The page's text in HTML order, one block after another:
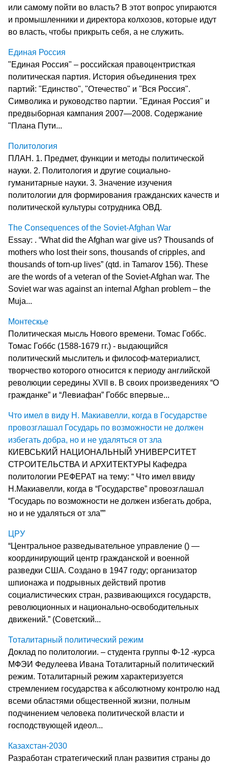
или самому пойти во власть? В этот вопрос упираются
и промышленники и директора колхозов, которые идут
во власть, чтобы прикрыть себя, а не служить.
Единая Россия
"Единая Россия" – российская правоцентристкая
политическая партия. История объединения трех
партий: "Единство", "Отечество" и "Вся Россия".
Символика и руководство партии. "Единая Россия" и
предвыборная кампания 2007—2008. Содержание
"Плана Пути...
Политология
ПЛАН. 1. Предмет, функции и методы политической
науки. 2. Политология и другие социально-
гуманитарные науки. 3. Значение изучения
политологии для формирования гражданских качеств и
политической культуры сотрудника ОВД.
The Consequences of the Soviet-Afghan War
Essay: . “What did the Afghan war give us? Thousands of
mothers who lost their sons, thousands of cripples, and
thousands of torn-up lives” (qtd. in Tamarov 156). These
are the words of a veteran of the Soviet-Afghan war. The
Soviet war was against an internal Afghan problem – the
Muja...
Монтескье
Политическая мысль Нового времени. Томас Гоббс.
Томас Гоббс (1588-1679 гг.) - выдающийся
политический мыслитель и философ-материалист,
творчество которого относится к периоду английской
революции середины XVII в. В своих произведениях “О
гражданке” и “Левиафан” Гоббс впервые...
Что имел в виду Н. Макиавелли, когда в Государстве
провозглашал Государь по возможности не должен
избегать добра, но и не удаляться от зла
КИЕВСЬКИЙ НАЦИОНАЛЬНЫЙ УНИВЕРСИТЕТ
СТРОИТЕЛЬСТВА И АРХИТЕКТУРЫ Кафедра
политологии РЕФЕРАТ на тему: “ Что имел ввиду
Н.Макиавелли, когда в “Государстве” провозглашал
“Государь по возможности не должен избегать добра,
но и не удаляться от зла””
ЦРУ
“Центральное разведывательное управление () —
координирующий центр гражданской и военной
разведки США. Создано в 1947 году; организатор
шпионажа и подрывных действий против
социалистических стран, развивающихся государств,
революционных и национально-освободительных
движений.” (Советский...
Тоталитарный политический режим
Доклад по политологии. – студента группы Ф-12 -курса
МФЭИ Федулеева Ивана Тоталитарный политический
режим. Тоталитарный режим характеризуется
стремлением государства к абсолютному контролю над
всеми областями общественной жизни, полным
подчинением человека политической власти и
господствующей идеол...
Казахстан-2030
Разработан стратегический план развития страны до